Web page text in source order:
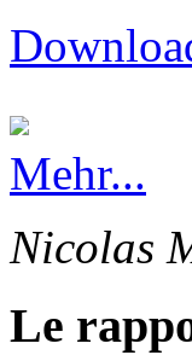
Mehr...
Nicolas
Le